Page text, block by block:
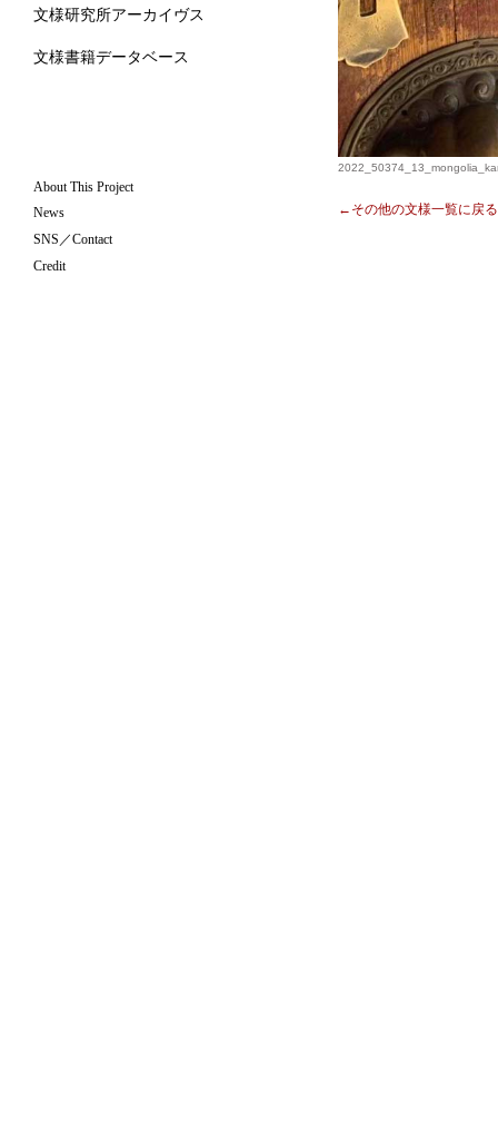
文様研究所アーカイヴス
文様書籍データベース
About This Project
News
SNS／Contact
Credit
←その他の文様一覧に戻る